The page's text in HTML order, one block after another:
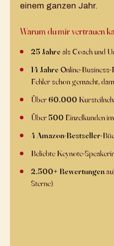
einem ganzen Jahr.
Warum du mir vertrauen
25 Jahre als Coach und
14 Jahre Online-
Fehler schon gemacht,
Über 60.000
Über 500 Einzelkunden
4 Amazon-Bestseller-
Beliebte Keynote-
2.500+ Bewertungen
Sterne)